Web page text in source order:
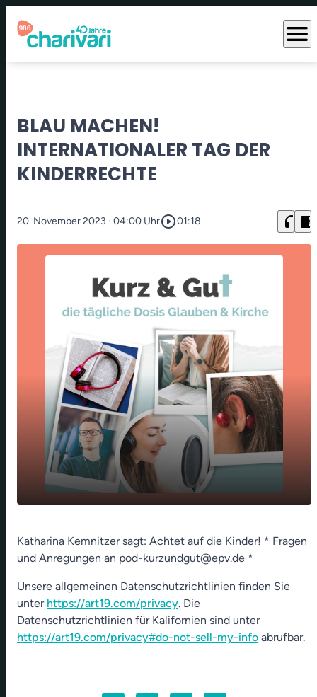
menu
BLAU MACHEN!
INTERNATIONALER TAG DER
KINDERRECHTE
20. November 2023 · 04:00 Uhrplay_circle_outline01:18 headphones chrome_reader_mode
play_arrow Kinderrechte
00:00
Katharina Kemnitzer sagt: Achtet auf die Kinder! * Fragen
und Anregungen an pod-kurzundgut@epv.de *
Unsere allgemeinen Datenschutzrichtlinien finden Sie
unter https://art19.com/privacy. Die
Datenschutzrichtlinien für Kalifornien sind unter
https://art19.com/privacy#do-not-sell-my-info abrufbar.